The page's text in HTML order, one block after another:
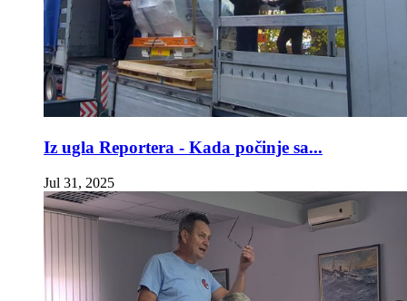
Iz ugla Reportera - Kada počinje sa...
Jul 31, 2025